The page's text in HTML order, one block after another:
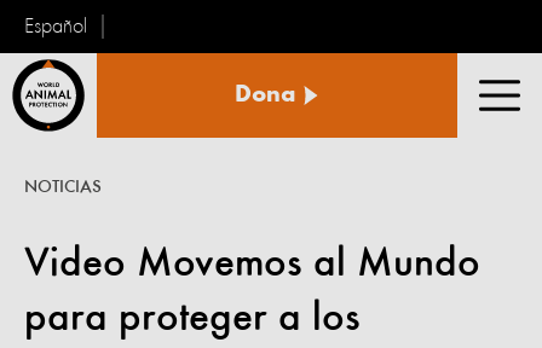
Español
Animal
Dona
Video Movemos al Mundo
para proteger a los
NOTICIAS